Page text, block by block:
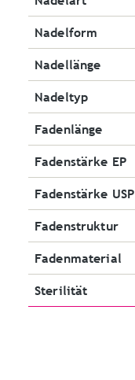
Nadelform
Nadellänge
Nadeltyp
Fadenlänge
Fadenstärke EP
Fadenstärke USP
Fadenstruktur
Fadenmaterial
Sterilität